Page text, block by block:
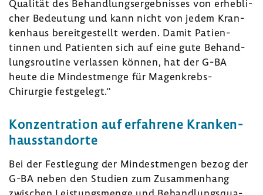
Qualität des Behand­lungs­er­geb­nisses von erheb­li­
cher Bedeu­tung und kann nicht von jedem Kran­
ken­haus bereit­ge­stellt werden. Damit Pati­en­
tinnen und Pati­enten sich auf eine gute Behand­
lungs­rou­tine verlassen können, hat der G-BA
heute die Mindest­menge für Magenkrebs-​
Chirurgie fest­ge­legt.“
Konzen­tra­tion auf erfah­rene Kran­ken­
haus­stand­orte
Bei der Fest­le­gung der Mindest­mengen bezog der
G-BA neben den Studien zum Zusam­men­hang